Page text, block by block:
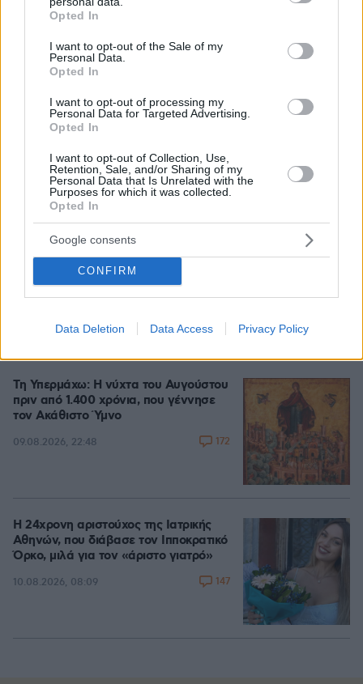
grant or deny consent to Google and its third-party tags to
use your data for below specified purposes in below Google
consent section.
Opted In
I want to opt-out of the Sale of my
Personal Data.
Opted In
I want to opt-out of processing my
Personal Data for Targeted Advertising.
Opted In
I want to opt-out of Collection, Use,
Retention, Sale, and/or Sharing of my
Personal Data that Is Unrelated with the
Purposes for which it was collected.
Opted In
Google consents
CONFIRM
Data Deletion Data Access Privacy Policy
αδελφός του για υπόθεση δολοφονίας
στην Κόστα Ρίκα
10.08.2026, 20:48
Πώς διασώθηκε ο 33χρονος από τον
βράχο των 20 μέτρων στη Μήλο, δείτε
φωτογραφίες από την επιχείρηση στη
Φυριπλάκα
10.08.2026, 16:32 52
«Σκεφτόμουν την αυτοκτονία»
εξομολογήθηκε ο Μπραντ Πιτ για την
περίοδο του χωρισμού από την
Τη Υπερμάχω: Η νύχτα του Αυγούστου
πριν από 1.400 χρόνια, που γέννησε
τον Ακάθιστο Ύμνο
09.08.2026, 22:48 172
Η 24χρονη αριστούχος της Ιατρικής
Αθηνών, που διάβασε τον Ιπποκρατικό
Όρκο, μιλά για τον «άριστο γιατρό»
10.08.2026, 08:09 147